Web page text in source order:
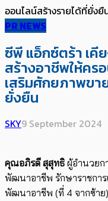
ออนไลน์สร้างรายได้ที่ยั่งยื
PR NEWS
ซีพี แอ็กซ์ตร้า เคี
สร้างอาชีพให้คร
เสริมศักยภาพขา
ยั่งยืน
SKY9 September 2024
คุณอภิรดี สุสุทธิ ผู้อำนวยก
พัฒนาอาชีพ รักษาราชกา
พัฒนาอาชีพ (ที่ 4 จากซ้าย